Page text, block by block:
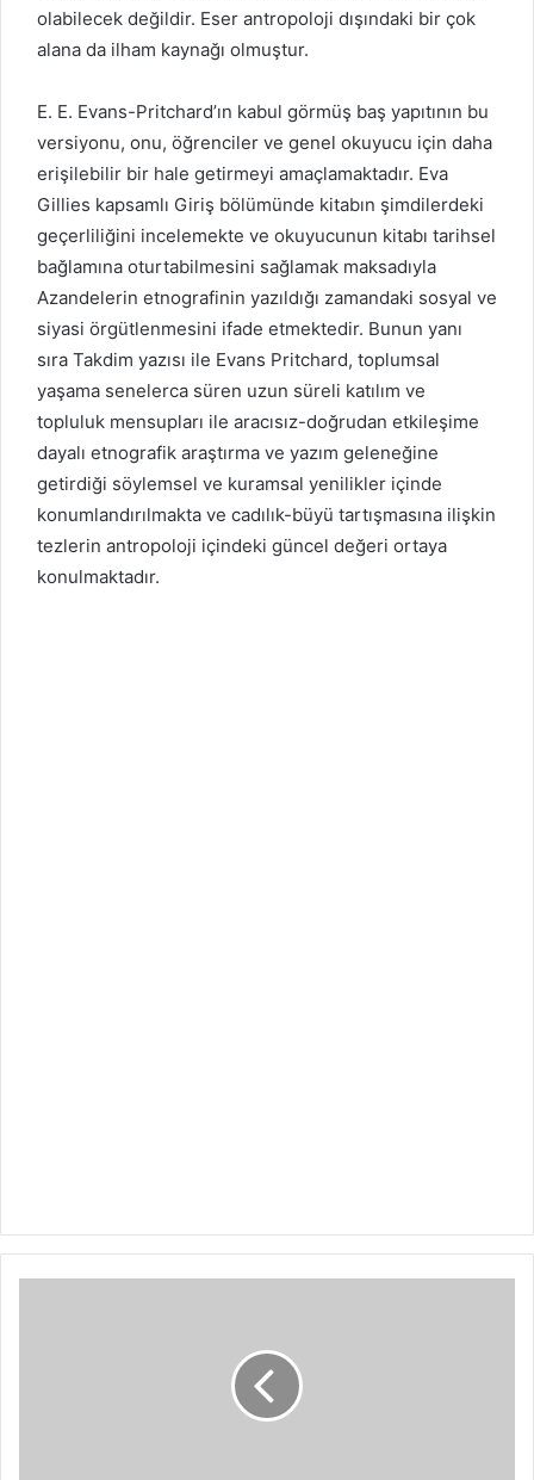
olabilecek değildir. Eser antropoloji dışındaki bir çok
alana da ilham kaynağı olmuştur.
E. E. Evans-Pritchard’ın kabul görmüş baş yapıtının bu
versiyonu, onu, öğrenciler ve genel okuyucu için daha
erişilebilir bir hale getirmeyi amaçlamaktadır. Eva
Gillies kapsamlı Giriş bölümünde kitabın şimdilerdeki
geçerliliğini incelemekte ve okuyucunun kitabı tarihsel
bağlamına oturtabilmesini sağlamak maksadıyla
Azandelerin etnografinin yazıldığı zamandaki sosyal ve
siyasi örgütlenmesini ifade etmektedir. Bunun yanı
sıra Takdim yazısı ile Evans Pritchard, toplumsal
yaşama senelerca süren uzun süreli katılım ve
topluluk mensupları ile aracısız-doğrudan etkileşime
dayalı etnografik araştırma ve yazım geleneğine
getirdiği söylemsel ve kuramsal yenilikler içinde
konumlandırılmakta ve cadılık-büyü tartışmasına ilişkin
tezlerin antropoloji içindeki güncel değeri ortaya
konulmaktadır.